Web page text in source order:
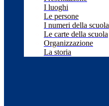
I luoghi
Le persone
I numeri della scuola
Le carte della scuola
Organizzazione
La storia